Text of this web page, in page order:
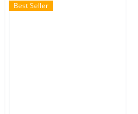
Best Seller